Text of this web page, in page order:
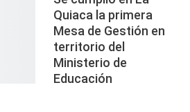
Quiaca la primera
Mesa de Gestión en
territorio del
Ministerio de
Educación